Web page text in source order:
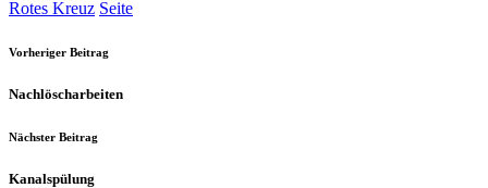
Rotes Kreuz Seite
Vorheriger Beitrag
Nachlöscharbeiten
Nächster Beitrag
Kanalspülung